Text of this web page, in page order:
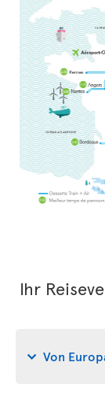
Ihr
Von